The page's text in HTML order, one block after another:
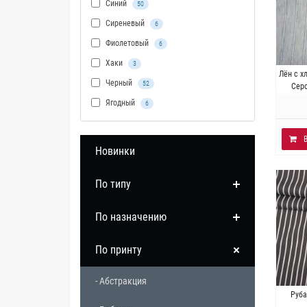
Синий 50
Сиреневый 6
Фиолетовый 6
Хаки 3
Черный 52
Ягодный 6
Новинки
По типу
По назначению
По принту
- Абстракция
Лён с
2%